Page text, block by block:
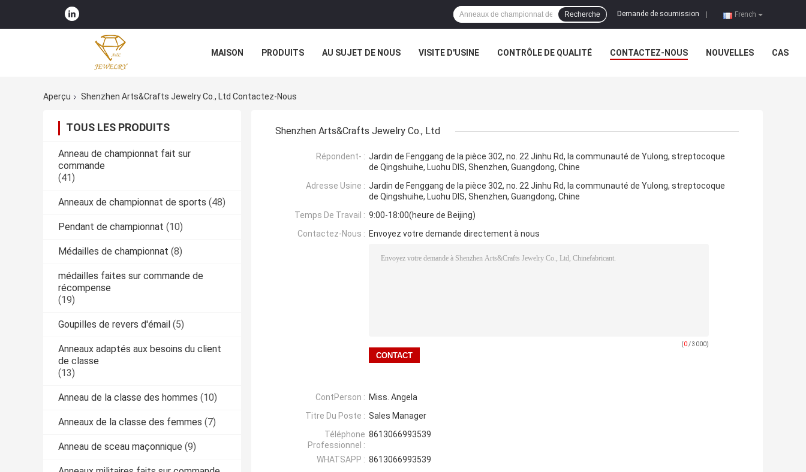
French
Demande de soumission
Recherche
MAISON PRODUITS AU SUJET DE NOUS VISITE D'USINE CONTRÔLE DE QUALITÉ CONTACTEZ-NOUS NOUVELLES CAS
Aperçu Shenzhen Arts&Crafts Jewelry Co., Ltd Contactez-Nous
TOUS LES PRODUITS
Anneau de championnat fait sur
commande
(41)
Anneaux de championnat de sports (48)
Pendant de championnat (10)
Médailles de championnat (8)
médailles faites sur commande de
récompense
(19)
Goupilles de revers d'émail (5)
Anneaux adaptés aux besoins du client
de classe
(13)
Anneau de la classe des hommes (10)
Anneaux de la classe des femmes (7)
Anneau de sceau maçonnique (9)
Shenzhen Arts&Crafts Jewelry Co., Ltd
Répondent- : Jardin de Fenggang de la pièce 302, no. 22 Jinhu Rd, la communauté de Yulong, streptocoque
de Qingshuihe, Luohu DIS, Shenzhen, Guangdong, Chine
Adresse Usine : Jardin de Fenggang de la pièce 302, no. 22 Jinhu Rd, la communauté de Yulong, streptocoque
de Qingshuihe, Luohu DIS, Shenzhen, Guangdong, Chine
Temps De Travail : 9:00-18:00(heure de Beijing)
Contactez-Nous : Envoyez votre demande directement à nous
(0/ 3000)
ContPerson : Miss. Angela
Titre Du Poste : Sales Manager
Téléphone
Professionnel :
8613066993539
WHATSAPP : 8613066993539